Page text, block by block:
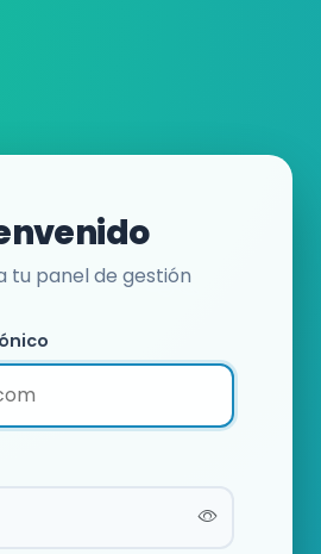
tu panel de gestión